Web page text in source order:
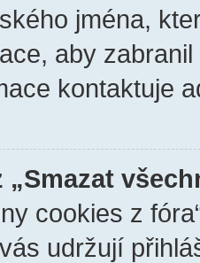
jména,
aby
kontaktuje
„Smazat
cookies z
udržují